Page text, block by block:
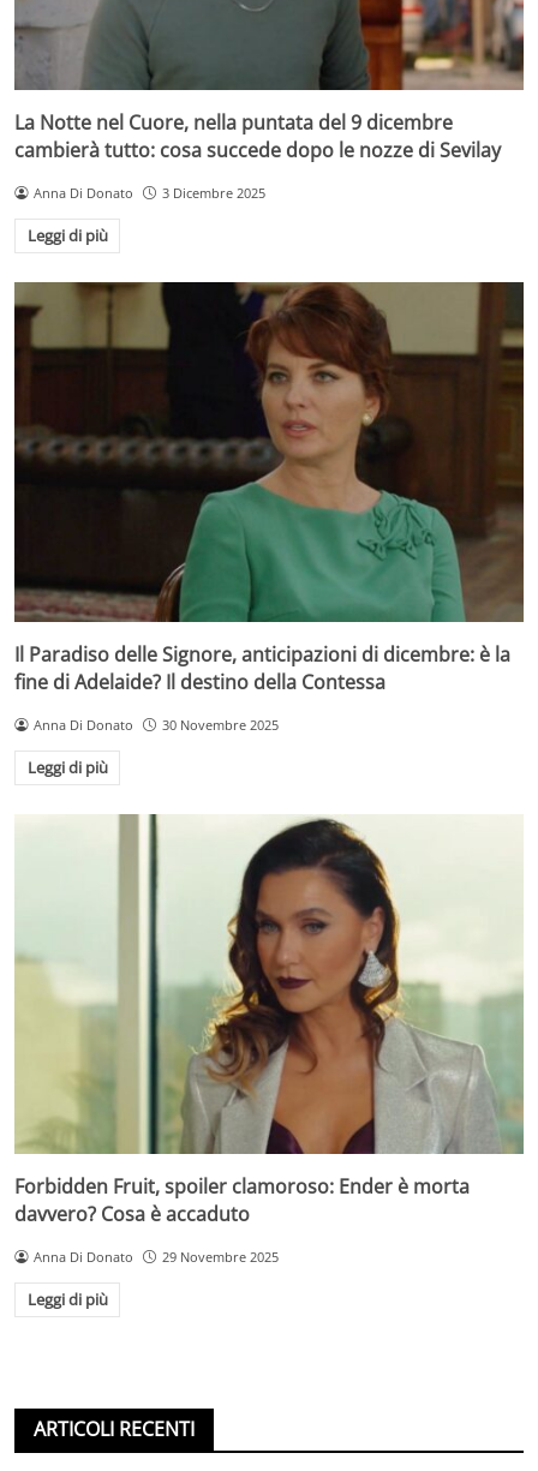
La Notte nel Cuore, nella puntata del 9 dicembre
cambierà tutto: cosa succede dopo le nozze di Sevilay
Anna Di Donato 3 Dicembre 2025
Leggi di più
Il Paradiso delle Signore, anticipazioni di dicembre: è la
fine di Adelaide? Il destino della Contessa
Anna Di Donato 30 Novembre 2025
Leggi di più
Forbidden Fruit, spoiler clamoroso: Ender è morta
davvero? Cosa è accaduto
Anna Di Donato 29 Novembre 2025
Leggi di più
ARTICOLI RECENTI